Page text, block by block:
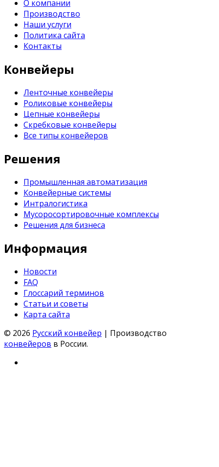
О компании
Производство
Наши услуги
Политика сайта
Контакты
Конвейеры
Ленточные конвейеры
Роликовые конвейеры
Цепные конвейеры
Скребковые конвейеры
Все типы конвейеров
Решения
Промышленная автоматизация
Конвейерные системы
Интралогистика
Мусоросортировочные комплексы
Решения для бизнеса
Информация
Новости
FAQ
Глоссарий терминов
Статьи и советы
Карта сайта
© 2026 Русский конвейер | Производство
конвейеров в России.